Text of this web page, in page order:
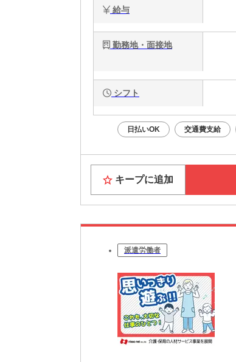
給与
勤務地・面接地
シフト
日払いOK 交通費支給
キープに追加
派遣労働者